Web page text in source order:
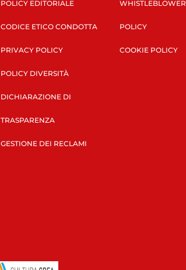
POLICY EDITORIALE
CODICE ETICO CONDOTTA
PRIVACY POLICY
POLICY DIVERSITÀ
DICHIARAZIONE DI
TRASPARENZA
GESTIONE DEI RECLAMI
WHISTLEBLOWER
POLICY
COOKIE POLICY